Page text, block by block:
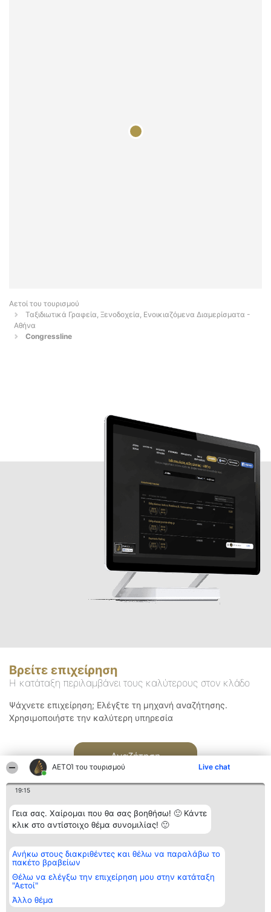
ΑΕΤΟΊ του τουρισμού Live chat
19:15
Γεια σας. Χαίρομαι που θα σας βοηθήσω! 🙂 Κάντε
κλικ στο αντίστοιχο θέμα συνομιλίας! 🙂
Ανήκω στους διακριθέντες και θέλω να παραλάβω το
πακέτο βραβείων
Θέλω να ελέγξω την επιχείρηση μου στην κατάταξη
"Αετοί"
Άλλο θέμα
Αετοί του τουρισμού
Ταξιδιωτικά Γραφεία, Ξενοδοχεία, Ενοικιαζόμενα Διαμερίσματα -
Αθήνα
Congressline
Βρείτε επιχείρηση
Η κατάταξη περιλαμβάνει τους καλύτερους στον κλάδο
Ψάχνετε επιχείρηση; Ελέγξτε τη μηχανή αναζήτησης.
Χρησιμοποιήστε την καλύτερη υπηρεσία
Αναζήτηση
Διοργανωτής της
κατάταξης
BEAUTIFUL COMPANY
ΤΗΛ. ΕΠΙΚΟΙΝΩΝΙΑΣ:
2104128019
email:
aetoi@beautifulcompany.co
Κατάταξη
Διακριθέντες
των
διακριθέντων
προϋποθέσεις
Επικοινωνία
Επικοινωνία